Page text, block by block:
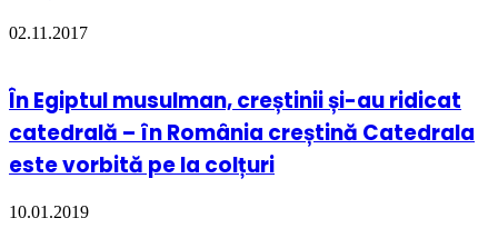
02.11.2017
În Egiptul musulman, creștinii și-au ridicat
catedrală – în România creștină Catedrala
este vorbită pe la colțuri
10.01.2019